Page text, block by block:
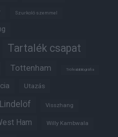
Szurkoló szemmel
Tartalék csapat
Tottenham Trófeabibliográfia
Utazás
Visszhang
Ham Willy Kambwala